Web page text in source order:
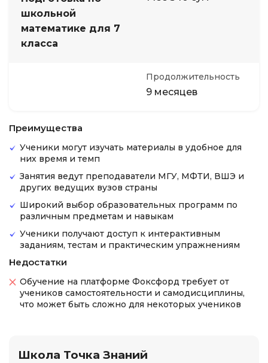
школьной
математике для 7
класса
Продолжительность
9 месяцев
Преимущества
Ученики могут изучать материалы в удобное для
них время и темп
Занятия ведут преподаватели МГУ, МФТИ, ВШЭ и
других ведущих вузов страны
Широкий выбор образовательных программ по
различным предметам и навыкам
Ученики получают доступ к интерактивным
заданиям, тестам и практическим упражнениям
Недостатки
Обучение на платформе Фоксфорд требует от
учеников самостоятельности и самодисциплины,
что может быть сложно для некоторых учеников
Школа Точка Знаний